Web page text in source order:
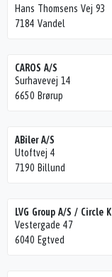
Hans Thomsens Vej 93
7184 Vandel
CAROS A/S
Surhavevej 14
6650 Brørup
ABiler A/S
Utoftvej 4
7190 Billund
LVG Group A/S / Circle K
Vestergade 47
6040 Egtved